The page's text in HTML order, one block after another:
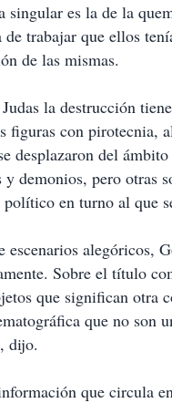
es la de la
trabajar que ellos
de las mismas.
la destrucción
figuras con pirotecnia,
desplazaron del
demonios, pero otras
en turno al que
alegóricos,
Sobre el título
que significan otra
que no son
dijo.
que circula